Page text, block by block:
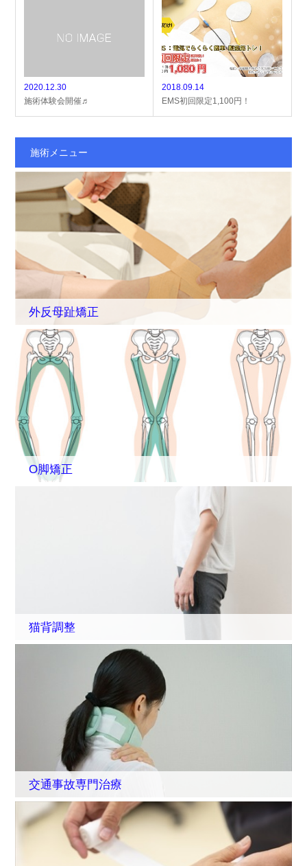
2020.12.30
施術体験会開催♬
2018.09.14
EMS初回限定1,100円！
施術メニュー
外反母趾矯正
O脚矯正
猫背調整
交通事故専門治療